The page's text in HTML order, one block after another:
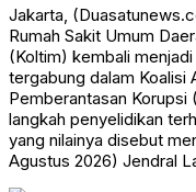
Jakarta,
Rumah Sakit Umum
(Koltim) kembali
tergabung dalam Koalisi
Pemberantasan
langkah penyelidikan
yang nilainya disebut
Agustus 2026) Jendral